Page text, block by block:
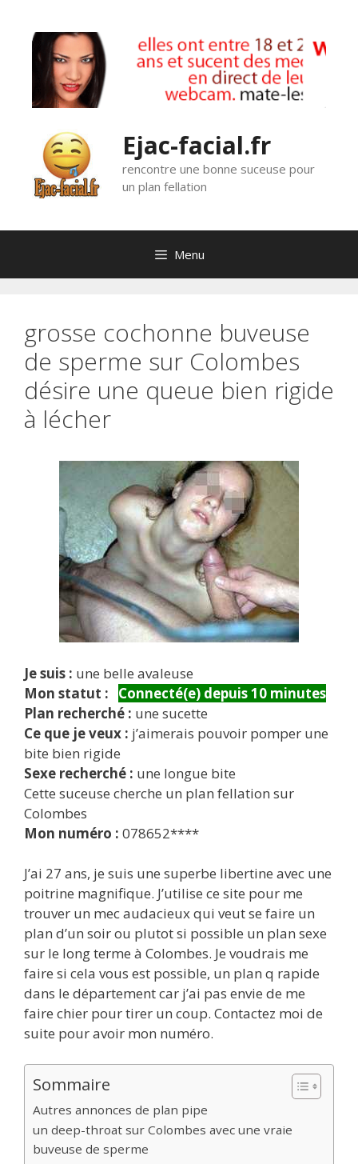
contenu
Ejac-facial.fr
rencontre une bonne suceuse pour
un plan fellation
Menu
grosse cochonne buveuse
de sperme sur Colombes
désire une queue bien rigide
à lécher
Je suis : une belle avaleuse
Mon statut :
Connecté(e) depuis 10 minutes
Plan recherché : une sucette
Ce que je veux : j’aimerais pouvoir pomper une
bite bien rigide
Sexe recherché : une longue bite
Cette suceuse cherche un plan fellation sur
Colombes
Mon numéro : 078652****
J’ai 27 ans, je suis une superbe libertine avec une
poitrine magnifique. J’utilise ce site pour me
trouver un mec audacieux qui veut se faire un
plan d’un soir ou plutot si possible un plan sexe
sur le long terme à Colombes. Je voudrais me
faire si cela vous est possible, un plan q rapide
dans le département car j’ai pas envie de me
faire chier pour tirer un coup. Contactez moi de
suite pour avoir mon numéro.
Sommaire
Autres annonces de plan pipe
un deep-throat sur Colombes avec une vraie
buveuse de sperme